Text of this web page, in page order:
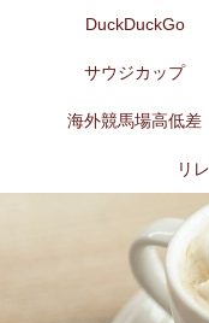
DuckDuckGo
サウジカップ
海外競馬場高低差
リ